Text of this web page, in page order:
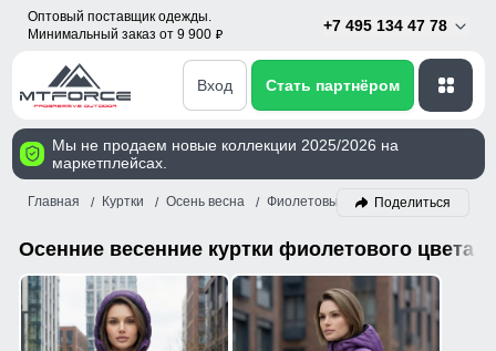
Оптовый поставщик одежды.
Минимальный заказ от 9 900 p
+7 495 134 47 78
Вход Стать партнёром
Мы не продаем новые коллекции 2025/2026 на
маркетплейсах.
Главная Куртки Осень весна Фиолетовый Поделиться
Осенние весенние куртки фиолетового цвета